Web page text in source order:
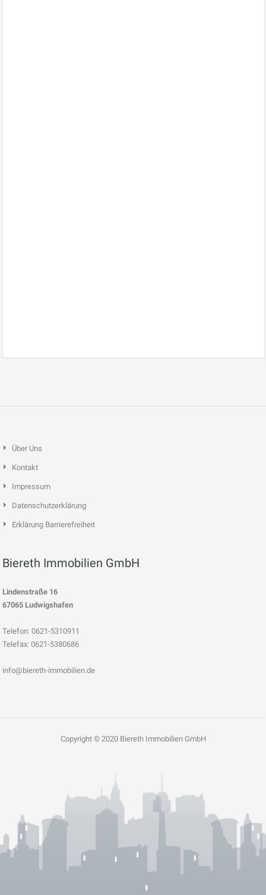
Über Uns
Kontakt
Impressum
Datenschutzerklärung
Erklärung Barrierefreiheit
Biereth Immobilien GmbH
Lindenstraße 16
67065 Ludwigshafen
Telefon: 0621-5310911
Telefax: 0621-5380686
info@biereth-immobilien.de
Copyright © 2020 Biereth Immobilien GmbH